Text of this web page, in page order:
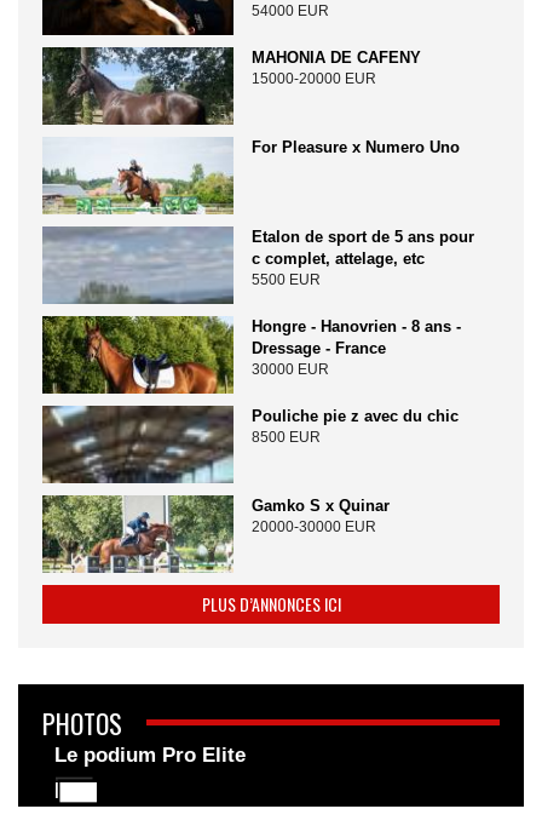
54000 EUR
MAHONIA DE CAFENY
15000-20000 EUR
For Pleasure x Numero Uno
Etalon de sport de 5 ans pour
c complet, attelage, etc
5500 EUR
Hongre - Hanovrien - 8 ans -
Dressage - France
30000 EUR
Pouliche pie z avec du chic
8500 EUR
Gamko S x Quinar
20000-30000 EUR
PLUS D’ANNONCES ICI
PHOTOS
Le podium Pro Elite